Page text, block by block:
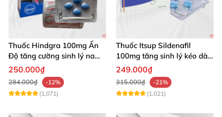
Thuốc Hindgra 100mg Ấn
Độ tăng cường sinh lý nam
hindgra-100 chống xts
cương dương
250.000₫
284.000₫
-12%
(1,071)
Thuốc Itsup Sildenafil
100mg tăng sinh lý kéo dài
quan hệ nam giới
249.000₫
315.000₫
-21%
(1,021)